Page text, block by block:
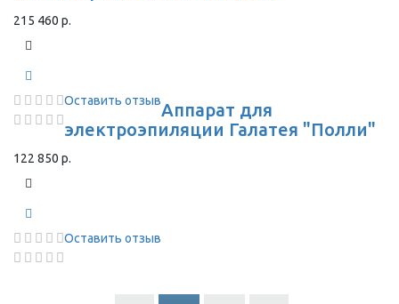
215 460 р.
Оставить отзывАппарат для
электроэпиляции Галатея "Полли"
122 850 р.
Оставить отзыв